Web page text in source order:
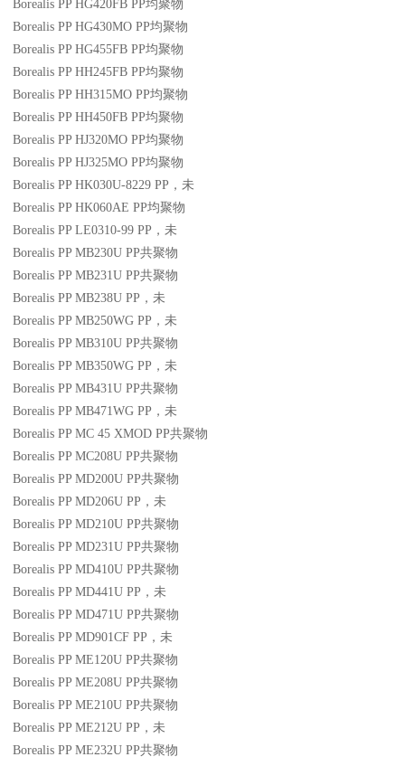
Borealis PP HG420FB PP均聚物
Borealis PP HG430MO PP均聚物
Borealis PP HG455FB PP均聚物
Borealis PP HH245FB PP均聚物
Borealis PP HH315MO PP均聚物
Borealis PP HH450FB PP均聚物
Borealis PP HJ320MO PP均聚物
Borealis PP HJ325MO PP均聚物
Borealis PP HK030U-8229 PP ，未
Borealis PP HK060AE PP均聚物
Borealis PP LE0310-99 PP ，未
Borealis PP MB230U PP共聚物
Borealis PP MB231U PP共聚物
Borealis PP MB238U PP ，未
Borealis PP MB250WG PP ，未
Borealis PP MB310U PP共聚物
Borealis PP MB350WG PP ，未
Borealis PP MB431U PP共聚物
Borealis PP MB471WG PP ，未
Borealis PP MC 45 XMOD PP共聚物
Borealis PP MC208U PP共聚物
Borealis PP MD200U PP共聚物
Borealis PP MD206U PP ，未
Borealis PP MD210U PP共聚物
Borealis PP MD231U PP共聚物
Borealis PP MD410U PP共聚物
Borealis PP MD441U PP ，未
Borealis PP MD471U PP共聚物
Borealis PP MD901CF PP ，未
Borealis PP ME120U PP共聚物
Borealis PP ME208U PP共聚物
Borealis PP ME210U PP共聚物
Borealis PP ME212U PP ，未
Borealis PP ME232U PP共聚物